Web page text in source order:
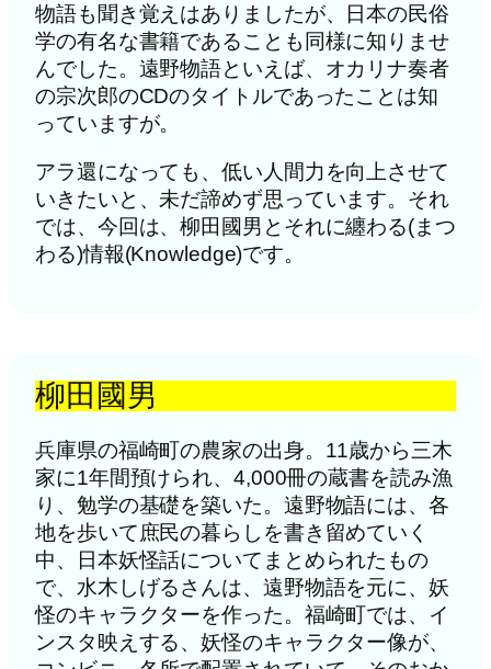
物語も聞き覚えはありましたが、日本の民俗
学の有名な書籍であることも同様に知りませ
んでした。遠野物語といえば、オカリナ奏者
の宗次郎のCDのタイトルであったことは知
っていますが。
アラ還になっても、低い人間力を向上させて
いきたいと、未だ諦めず思っています。それ
では、今回は、柳田國男とそれに纏わる(まつ
わる)情報(Knowledge)です。
柳田國男
兵庫県の福崎町の農家の出身。11歳から三木
家に1年間預けられ、4,000冊の蔵書を読み漁
り、勉学の基礎を築いた。遠野物語には、各
地を歩いて庶民の暮らしを書き留めていく
中、日本妖怪話についてまとめられたもの
で、水木しげるさんは、遠野物語を元に、妖
怪のキャラクターを作った。福崎町では、イ
ンスタ映えする、妖怪のキャラクター像が、